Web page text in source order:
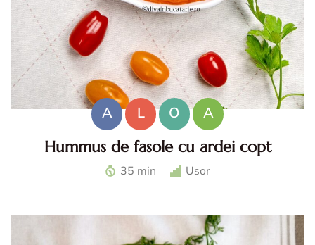
A L O
A
Hummus de fasole cu ardei copt
Hummus de fasole cu ardei. Reteta de hummus de fasole
35 min Usor